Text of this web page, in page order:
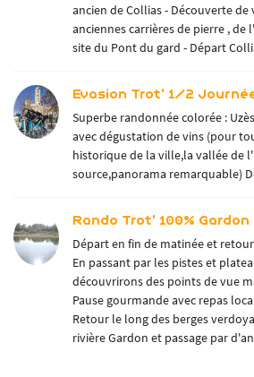
ancien de Collias - Découverte de
anciennes carrières de pierre ,
site du Pont du gard - Départ
Evasion Trot' 1/2
Superbe randonnée colorée :
avec dégustation de vins (pour
historique de la ville,la vallée de
source,panorama remarquable)
Rando Trot' 100% Gardon
Départ en fin de matinée et
En passant par les pistes et
découvrirons des points de vue
Pause gourmande avec repas
Retour le long des berges
rivière Gardon et passage par